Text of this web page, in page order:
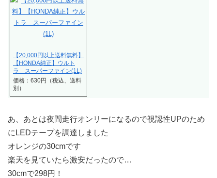
【20,000円以上送料無料】
【HONDA純正】ウルト
ラ スーパーファイン(1L)
価格：630円（税込、送料
別）
あ、あとは夜間走行オンリーになるので視認性UPのため
にLEDテープを調達しました
オレンジの30cmです
楽天を見ていたら激安だったので…
30cmで298円！